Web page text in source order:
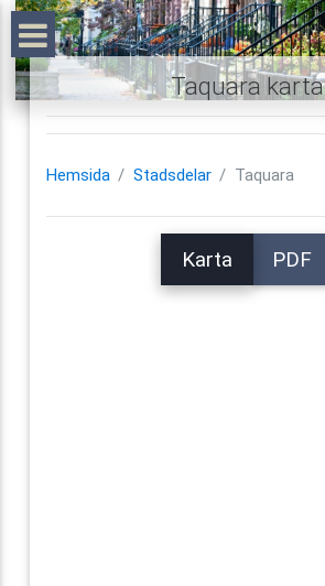
Taquara karta
Hemsida Stadsdelar Taquara
Karta PDF